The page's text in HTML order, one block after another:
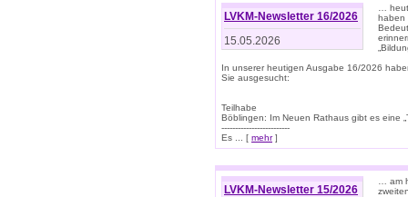
LVKM-Newsletter 16/2026
15.05.2026
…
haben
In unserer heutigen Ausgabe 16/2026
Sie ausgesucht:
Teilhabe
Böblingen: Im Neuen Rathaus gibt es eine
-------------------------
Es ... [ mehr]
LVKM-Newsletter 15/2026
… am